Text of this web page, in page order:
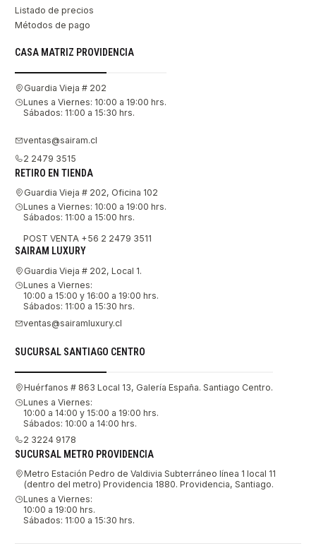
Listado de precios
Métodos de pago
CASA MATRIZ PROVIDENCIA
Guardia Vieja # 202
Lunes a Viernes: 10:00 a 19:00 hrs.
Sábados: 11:00 a 15:30 hrs.
ventas@sairam.cl
2 2479 3515
RETIRO EN TIENDA
Guardia Vieja # 202, Oficina 102
Lunes a Viernes: 10:00 a 19:00 hrs.
Sábados: 11:00 a 15:00 hrs.
POST VENTA +56 2 2479 3511
SAIRAM LUXURY
Guardia Vieja # 202, Local 1.
Lunes a Viernes:
10:00 a 15:00 y 16:00 a 19:00 hrs.
Sábados: 11:00 a 15:30 hrs.
ventas@sairamluxury.cl
SUCURSAL SANTIAGO CENTRO
Huérfanos # 863 Local 13, Galería España. Santiago Centro.
Lunes a Viernes:
10:00 a 14:00 y 15:00 a 19:00 hrs.
Sábados: 10:00 a 14:00 hrs.
2 3224 9178
SUCURSAL METRO PROVIDENCIA
Metro Estación Pedro de Valdivia Subterráneo línea 1 local 11
(dentro del metro) Providencia 1880. Providencia, Santiago.
Lunes a Viernes:
10:00 a 19:00 hrs.
Sábados: 11:00 a 15:30 hrs.